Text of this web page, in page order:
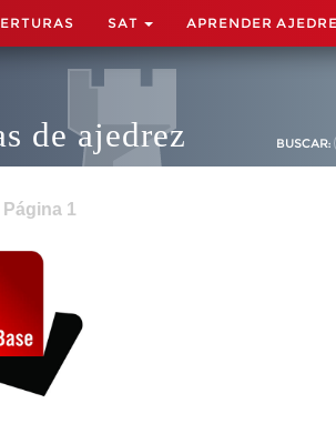
SAT APRENDER
de ajedrez BUSCAR:
1